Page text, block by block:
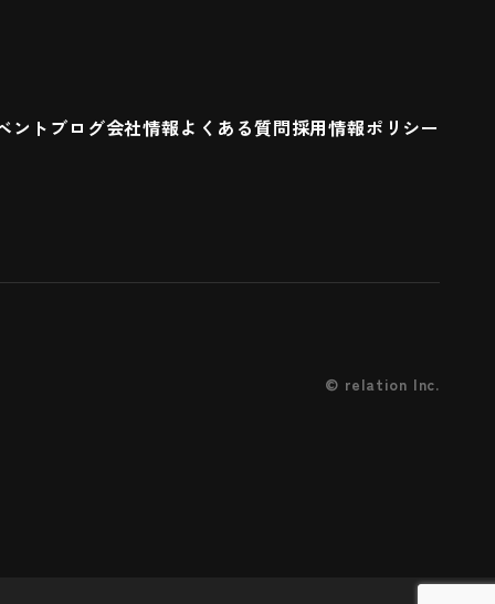
ント ブログ会社情報よくある質問採用情報ポリシー
© relation Inc.